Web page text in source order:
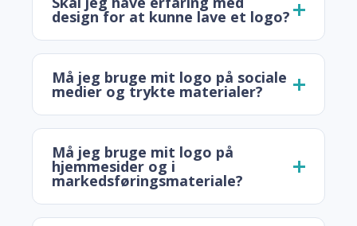
design for at kunne lave et logo?
Må jeg bruge mit logo på sociale
medier og trykte materialer?
Må jeg bruge mit logo på
hjemmesider og i
markedsføringsmateriale?